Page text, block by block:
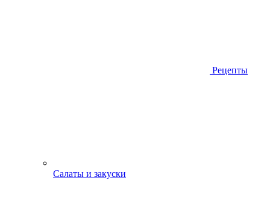
Рецепты
Салаты и закуски